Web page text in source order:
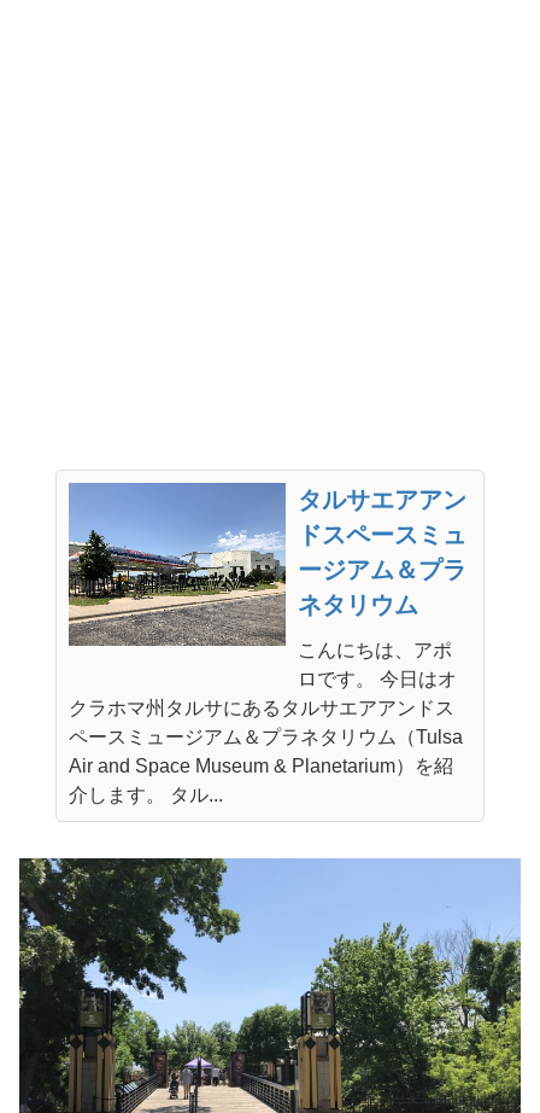
タルサエアアン
ドスペースミュ
ージアム＆プラ
ネタリウム
こんにちは、アポ
ロです。 今日はオ
クラホマ州タルサにあるタルサエアアンドス
ペースミュージアム＆プラネタリウム（Tulsa
Air and Space Museum & Planetarium）を紹
介します。 タル...